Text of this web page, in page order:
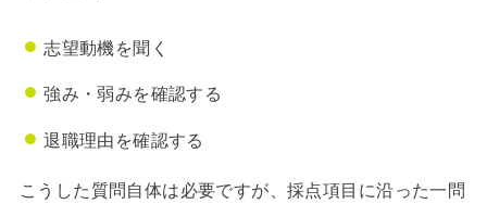
志望動機を聞く
強み・弱みを確認する
退職理由を確認する
こうした質問自体は必要ですが、採点項目に沿った一問